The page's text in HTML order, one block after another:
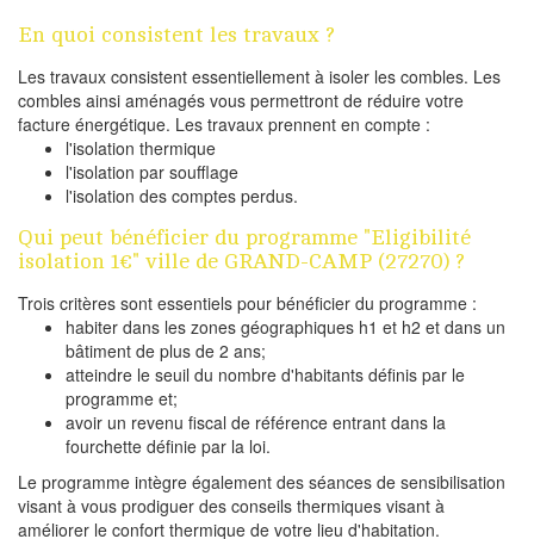
En quoi consistent les travaux ?
Les travaux consistent essentiellement à isoler les combles. Les
combles ainsi aménagés vous permettront de réduire votre
facture énergétique. Les travaux prennent en compte :
l'isolation thermique
l'isolation par soufflage
l'isolation des comptes perdus.
Qui peut bénéficier du programme "Eligibilité
isolation 1€" ville de GRAND-CAMP (27270) ?
Trois critères sont essentiels pour bénéficier du programme :
habiter dans les zones géographiques h1 et h2 et dans un
bâtiment de plus de 2 ans;
atteindre le seuil du nombre d'habitants définis par le
programme et;
avoir un revenu fiscal de référence entrant dans la
fourchette définie par la loi.
Le programme intègre également des séances de sensibilisation
visant à vous prodiguer des conseils thermiques visant à
améliorer le confort thermique de votre lieu d'habitation.